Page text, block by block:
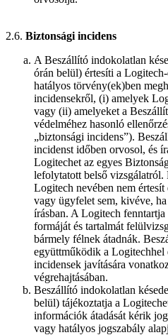
2.6. Biztonsági incidens
A Beszállító indokolatlan
órán belül) értesíti a Logitech-
hatályos törvény(ek)ben
incidensekről, (i) amelyek
vagy (ii) amelyeket a
védelméhez hasonló
„biztonsági incidens”).
incidenst időben orvosol, és
Logitechet az egyes
lefolytatott belső
Logitech nevében nem
vagy ügyfelet sem, kivéve,
írásban. A Logitech
formáját és tartalmát
bármely félnek átadnák.
együttműködik a Logitechhel
incidensek javítására
végrehajtásában.
Beszállító indokolatlan
belül) tájékoztatja a
információk átadását kérik
vagy hatályos jogszabály